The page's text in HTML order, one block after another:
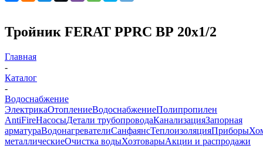
Тройник FERAT PPRC BР 20х1/2
Главная
-
Каталог
-
Водоснабжение
ЭлектрикаОтоплениеВодоснабжениеПолипропилен
AntiFireНасосыДетали трубопроводаКанализацияЗапорная
арматураВодонагревателиСанфаянсТеплоизоляцияПриборы
металлическиеОчистка водыХозтоварыАкции и распродажи